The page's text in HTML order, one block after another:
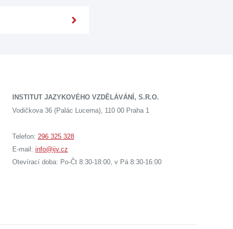
INSTITUT JAZYKOVÉHO VZDĚLÁVÁNÍ, S.R.O.
Vodičkova 36 (Palác Lucerna), 110 00 Praha 1
Telefon: 296 325 328
E-mail: info@ijv.cz
Otevírací doba: Po-Čt 8:30-18:00, v Pá 8:30-16:00